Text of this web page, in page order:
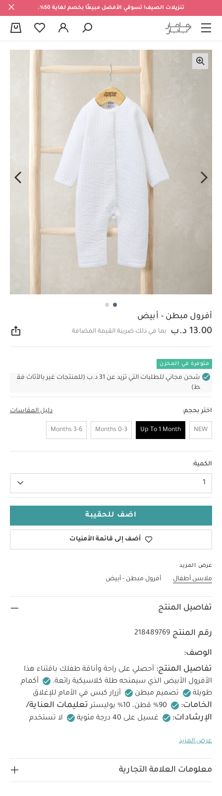
تنزيلات الصيف! تسوقي الأفضل مبيعًا بخصم لغاية 50%.
أفرول مبطن - أبيض
13.00 د.ب بما في ذلك ضريبة القيمة المضافة
متوفرة في المخزن
شحن مجاني للطلبات التي تزيد عن 31 د.ب (للمنتجات غير بالأثاث فق
ط)
اختر بحجم: دليل المقاسات
NEW
Up To 1 Month
0-3 Months
3-6 Months
الكمية:
1
اضف للحقيبة
أضف إلى قائمة الأمنيات
عرض المزيد
ملابس أطفال أفرول مبطن - أبيض
تفاصيل المنتج
رقم المنتج 218489769
الوصف:
تفاصيل المنتج: أحصلي على راحة وأناقة طفلك باقتناء هذا
الأفرول الأبيض الذي سيمنحه طلة كلاسيكية رائعة.
أكمام
طويلة
تصميم مبطن أزرار كبس في الأمام للإغلاق
الخامات: 90% قطن، 10% بوليستر
تعليمات العناية/
الإرشادات:
غسيل على 40 درجة مئوية
لا تستخدم
درجة حرارة منخفضة فقط
ألبسة قطعة واحدة بأكمام قصيرة قماش عضوي بلون أبيض - 5 قطع
عرض المزيد
معلومات العلامة التجارية